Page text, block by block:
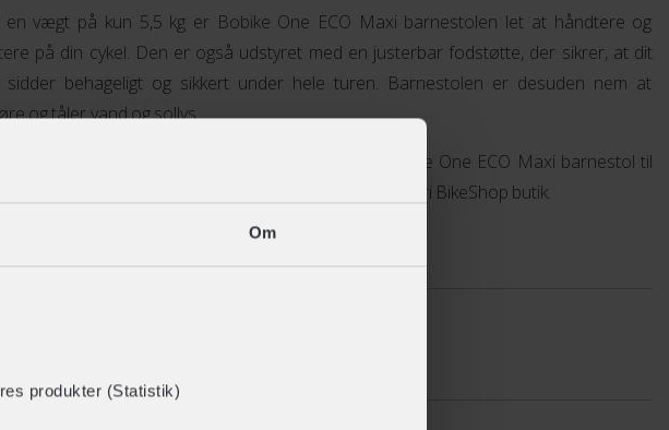
Om
produkter (Statistik)
en vægt på kun 5,5 kg er Bobike One ECO Maxi barnestolen let at håndtere og
på din cykel. Den er også udstyret med en justerbar fodstøtte, der sikrer, at dit
sidder behageligt og sikkert under hele turen. Barnestolen er desuden nem at
og tåler vand og sollys.
dit barn den bedste oplevelse på cykelturen med Bobike One ECO Maxi barnestol til
Køb den online eller reserver den i din lokale Fri BikeShop butik.